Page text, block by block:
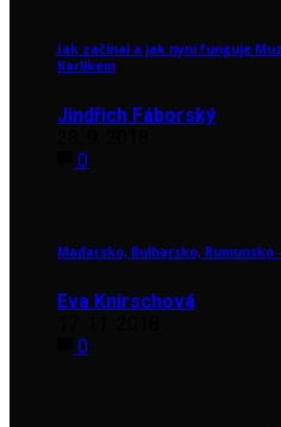
Jak začínal a jak nyní funguje
Karlíkem
Jindřich Fáborský
0
Maďarsko, Bulharsko,
Eva Knirschová
0